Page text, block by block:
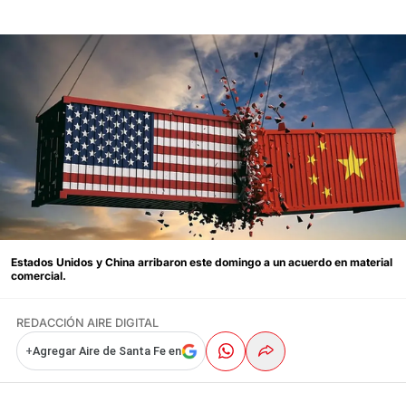
Estados Unidos y China arribaron este domingo a un acuerdo en material
comercial.
REDACCIÓN AIRE DIGITAL
+Agregar Aire de Santa Fe en